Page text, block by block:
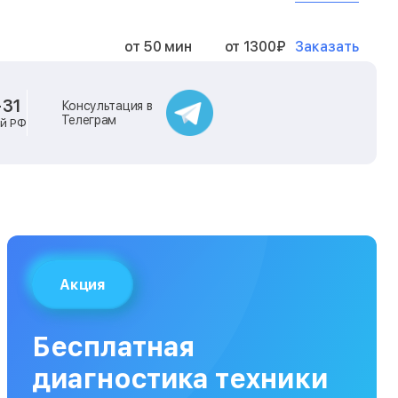
от 50 мин от 1300₽ Заказать
от 40 мин
от 40 мин
от 120 мин
РФ
Консультация в
Телеграм
Акция
Бесплатная
диагностика техники